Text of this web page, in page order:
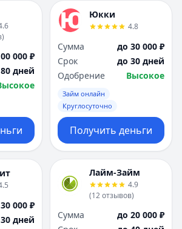
)
000 ₽
дней
Юкки
4.8
Сумма
до 30 000 ₽
Срок
до 30 дней
Одобрение
Высокое
Займ онлайн
Круглосуточно
Получить деньги
000 ₽
дней
Лайм-Займ
4.9
(12отзывов)
Сумма
до 20 000 ₽